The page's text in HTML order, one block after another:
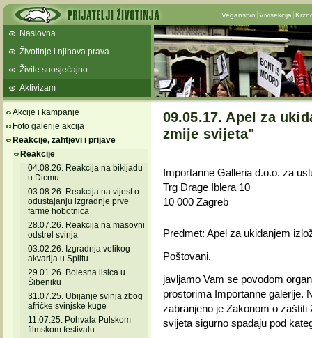
Veganstvo Vivisekcija
Naslovna
Životinje i njihova prava
Živite suosjećajno
Aktivizam
Akcije i kampanje
Foto galerije akcija
Reakcije, zahtjevi i prijave
Reakcije
04.08.26. Reakcija na bikijadu
u Dicmu
03.08.26. Reakcija na vijest o
odustajanju izgradnje prve
farme hobotnica
28.07.26. Reakcija na masovni
odstrel svinja
03.02.26. Izgradnja velikog
akvarija u Splitu
29.01.26. Bolesna lisica u
Šibeniku
31.07.25. Ubijanje svinja zbog
afričke svinjske kuge
11.07.25. Pohvala Pulskom
filmskom festivalu
09.05.17. Apel za
zmije svijeta"
Importanne Galleria d.o.o. za
Trg Drage Iblera 10
10 000 Zagreb
Predmet: Apel za ukidanjem
Poštovani,
javljamo Vam se povodom
prostorima Importanne galerije.
zabranjeno je Zakonom o
svijeta sigurno spadaju pod